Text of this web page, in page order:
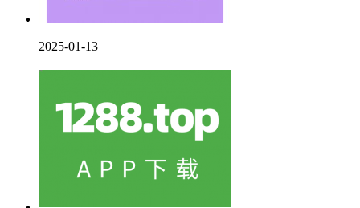
2025-01-13